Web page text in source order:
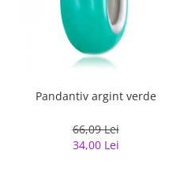
Pandantiv argint verde
66,09 Lei
34,00 Lei